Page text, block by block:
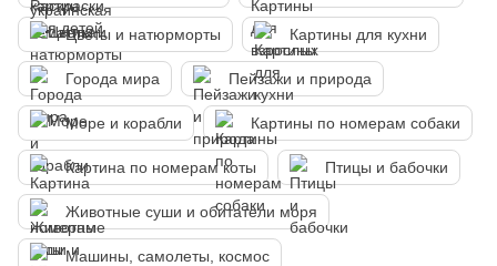
Цветы и натюрморты Картины для кухни
Города мира Пейзажи и природа
Море и корабли Картины по номерам собаки
Картина по номерам коты Птицы и бабочки
Животные суши и обитатели моря
Машины, самолеты, космос